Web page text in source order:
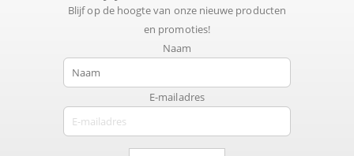
Blijf op de hoogte van onze nieuwe producten
en promoties!
Naam
E-mailadres